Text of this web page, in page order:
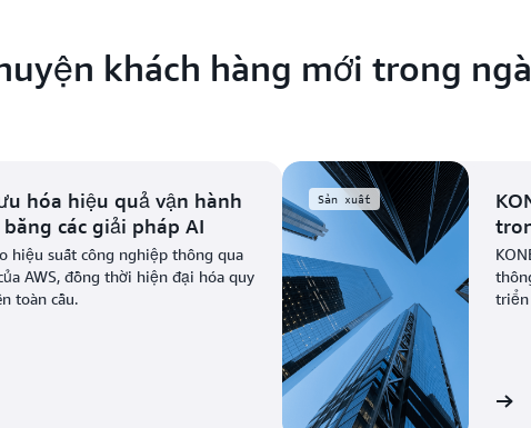
khách hàng mới trong
hóa hiệu quả vận hành
các giải pháp AI
hiệu suất công nghiệp thông qua
AWS, đồng thời hiện đại hóa quy
toàn cầu.
Sản xuất
triển
Xem câu chuyện